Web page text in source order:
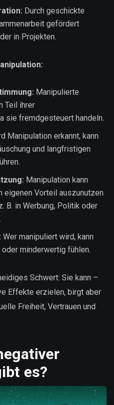
Durch geschickte
gefördert
in Projekten.
Manipulierte
Teil ihrer
sie fremdgesteuert handeln.
Manipulation erkannt, kann
und langfristigen
Manipulation kann
eigenen Vorteil auszunutzen
B. in Werbung, Politik oder
Wer manipuliert wird, kann
minderwertig fühlen.
Schwert: Sie kann –
Effekte erzielen, birgt aber
Freiheit, Vertrauen und
es?